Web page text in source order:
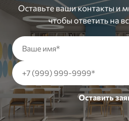
Оставьте ваши контакты и
чтобы ответить на